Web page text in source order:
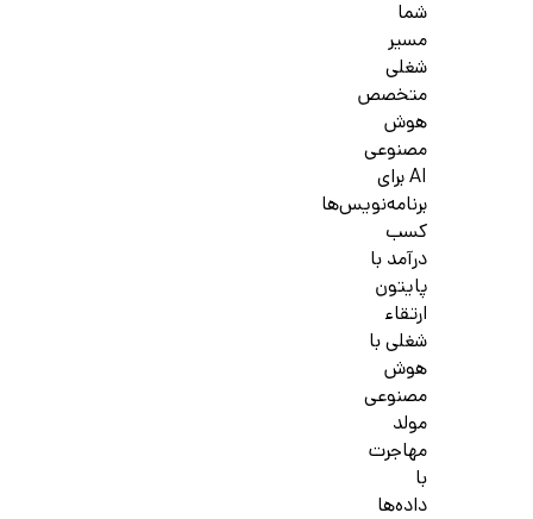
شما
مسیر
شغلی
متخصص
هوش
مصنوعی
AI برای
برنامه‌نویس‌ها
کسب
درآمد با
پایتون
ارتقاء
شغلی با
هوش
مصنوعی
مولد
مهاجرت
با
داده‌ها